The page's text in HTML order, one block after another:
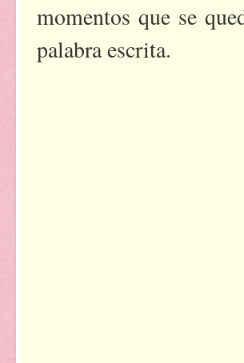
momentos que se
palabra escrita.